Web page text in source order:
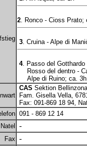
2. Ronco - Cioss Prato;
3. Cruina - Alpe di
4. Passo del Gotthardo
Rosso del dentro -
Alpe di Ruino; ca. 3h
CAS Sektion
Fam. Gisella Vella,
Fax: 091-869 18 94,
091 - 869 12 14
Natel
-
Fax -